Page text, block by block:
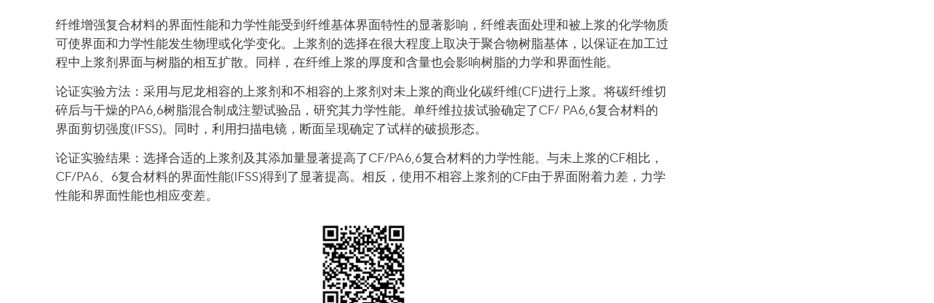
纤维增强复合材料的界面性能和力学性能受到纤维基体界面特性的显著影响，纤维表面处理和被上浆的化学物质
可使界面和力学性能发生物理或化学变化。上浆剂的选择在很大程度上取决于聚合物树脂基体，以保证在加工过
程中上浆剂界面与树脂的相互扩散。同样，在纤维上浆的厚度和含量也会影响树脂的力学和界面性能。
论证实验方法：采用与尼龙相容的上浆剂和不相容的上浆剂对未上浆的商业化碳纤维(CF)进行上浆。将碳纤维切
碎后与干燥的PA6,6树脂混合制成注塑试验品，研究其力学性能。单纤维拉拔试验确定了CF/ PA6,6复合材料的
界面剪切强度(IFSS)。同时，利用扫描电镜，断面呈现确定了试样的破损形态。
论证实验结果：选择合适的上浆剂及其添加量显著提高了CF/PA6,6复合材料的力学性能。与未上浆的CF相比，
CF/PA6、6复合材料的界面性能(IFSS)得到了显著提高。相反，使用不相容上浆剂的CF由于界面附着力差，力学
性能和界面性能也相应变差。